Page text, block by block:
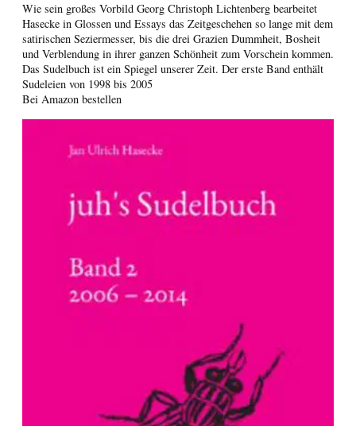
Wie sein großes Vorbild Georg Christoph Lichtenberg bearbeitet
Hasecke in Glossen und Essays das Zeitgeschehen so lange mit dem
satirischen Seziermesser, bis die drei Grazien Dummheit, Bosheit
und Verblendung in ihrer ganzen Schönheit zum Vorschein kommen.
Das Sudelbuch ist ein Spiegel unserer Zeit. Der erste Band enthält
Sudeleien von 1998 bis 2005
Bei Amazon bestellen